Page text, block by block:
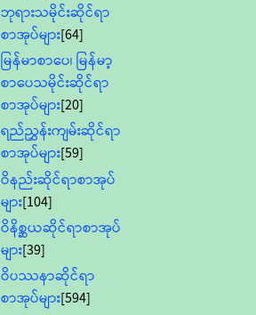
ဘုရားသမိုင်းဆိုင်ရာ
စာအုပ်များ[64]
မြန်မာစာပေ၊ မြန်မာ့
စာပေသမိုင်းဆိုင်ရာ
စာအုပ်များ[20]
ရည်ညွှန်းကျမ်းဆိုင်ရာ
စာအုပ်များ[59]
ဝိနည်းဆိုင်ရာစာအုပ်
များ[104]
ဝိနိစ္ဆယဆိုင်ရာစာအုပ်
များ[39]
ဝိပဿနာဆိုင်ရာ
စာအုပ်များ[594]